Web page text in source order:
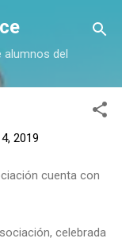
alumnos del
2019
cuenta con
celebrada